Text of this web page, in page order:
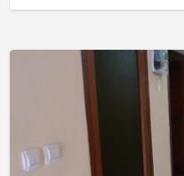
Kebon